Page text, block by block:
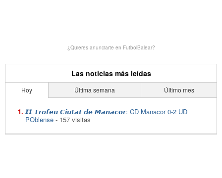
¿Quieres anunciarte en FutbolBalear?
Las noticias más leídas
Hoy Última semana Último mes
𝙄𝙄 𝙏𝙧𝙤𝙛𝙚𝙪 𝘾𝙞𝙪𝙩𝙖𝙩 𝙙𝙚 𝙈𝙖𝙣𝙖𝙘𝙤𝙧: CD Manacor 0-2 UD
POblense - 157 visitas